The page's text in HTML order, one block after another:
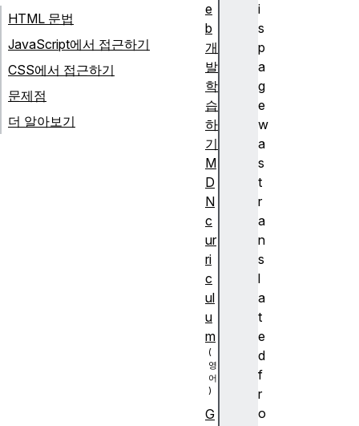
i
s
p
a
g
e
w
a
s
t
r
a
n
s
l
a
t
e
d
f
r
o
HTML 문법
JavaScript에서 접근하기
CSS에서 접근하기
문제점
더 알아보기
e
b
개
발
학
습
하
기
M
D
N
c
ur
ri
c
ul
u
m
G